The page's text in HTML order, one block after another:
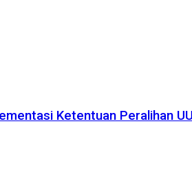
Ketentuan Peralihan